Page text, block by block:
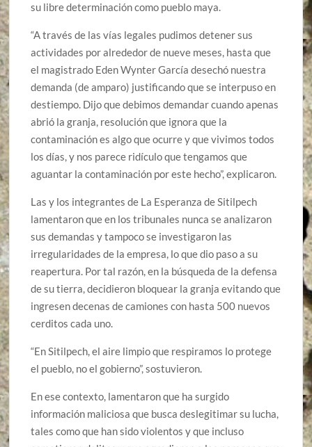
su libre determinación como pueblo maya.
“A través de las vías legales pudimos detener sus
actividades por alrededor de nueve meses, hasta que
el magistrado Eden Wynter García desechó nuestra
demanda (de amparo) justificando que se interpuso en
destiempo. Dijo que debimos demandar cuando apenas
abrió la granja, resolución que ignora que la
contaminación es algo que ocurre y que vivimos todos
los días, y nos parece ridículo que tengamos que
aguantar la contaminación por este hecho”, explicaron.
Las y los integrantes de La Esperanza de Sitilpech
lamentaron que en los tribunales nunca se analizaron
sus demandas y tampoco se investigaron las
irregularidades de la empresa, lo que dio paso a su
reapertura. Por tal razón, en la búsqueda de la defensa
de su tierra, decidieron bloquear la granja evitando que
ingresen decenas de camiones con hasta 500 nuevos
cerditos cada uno.
“En Sitilpech, el aire limpio que respiramos lo protege
el pueblo, no el gobierno”, sostuvieron.
En ese contexto, lamentaron que ha surgido
información maliciosa que busca deslegitimar su lucha,
tales como que han sido violentos y que incluso